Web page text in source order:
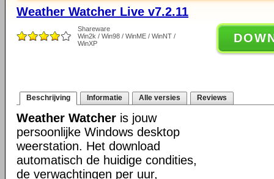
Weather Watcher Live v7.2.11
Shareware
Win2k / Win98 / WinME / WinNT /
WinXP
Beschrijving Informatie Alle versies Reviews
Weather Watcher is jouw
persoonlijke Windows desktop
weerstation. Het download
automatisch de huidige condities,
de verwachtingen per uur,